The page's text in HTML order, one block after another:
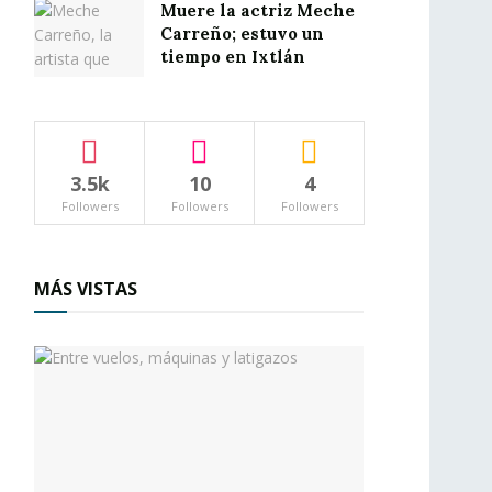
Muere la actriz Meche
Carreño; estuvo un
tiempo en Ixtlán
3.5k
Followers
10
Followers
4
Followers
MÁS VISTAS